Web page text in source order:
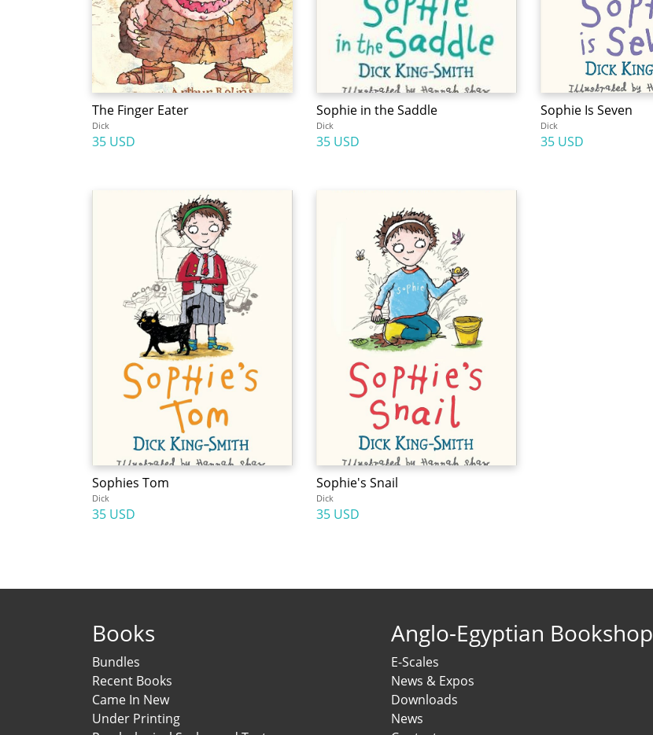
The Finger Eater
Dick
35 USD
Sophie in the Saddle
Dick
35 USD
Sophie Is Seven
Dick
35 USD
Sophies Tom
Dick
35 USD
Sophie's Snail
Dick
35 USD
Books
Bundles
Recent Books
Came In New
Under Printing
Anglo-Egyptian Bookshop
E-Scales
News & Expos
Downloads
News